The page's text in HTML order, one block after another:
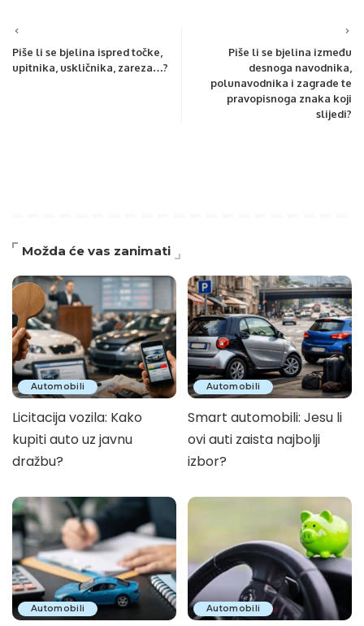
Piše li se bjelina ispred točke,
upitnika, uskličnika, zareza…?
Piše li se bjelina između
desnoga navodnika,
polunavodnika i zagrade te
pravopisnoga znaka koji
slijedi?
Možda će vas zanimati
Automobili
Licitacija vozila: Kako
kupiti auto uz javnu
dražbu?
Automobili
Smart automobili: Jesu li
ovi auti zaista najbolji
izbor?
Automobili Automobili